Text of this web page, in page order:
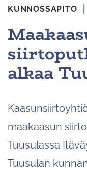
KUNNOSSAPITO
alkaa
maakaasun
Tuusulassa
Tuusulan